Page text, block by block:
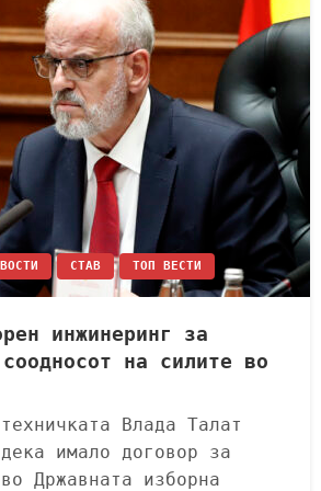
СТАВ ТОП ВЕСТИ
инжинеринг за
на силите во
Влада Талат
имало договор за
Државната изборна